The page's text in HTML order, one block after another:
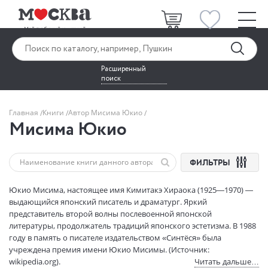
Расширенный
поиск
Главная Книги Автор Мисима Юкио
Мисима Юкио
ФИЛЬТРЫ
Юкио Мисима, настоящее имя Кимитакэ Хираока (1925—1970) —
выдающийся японский писатель и драматург. Яркий
представитель второй волны послевоенной японской
литературы, продолжатель традиций японского эстетизма. В 1988
году в память о писателе издательством «Синтёся» была
учреждена премия имени Юкио Мисимы. (Источник:
wikipedia.org).
Читать дальше…